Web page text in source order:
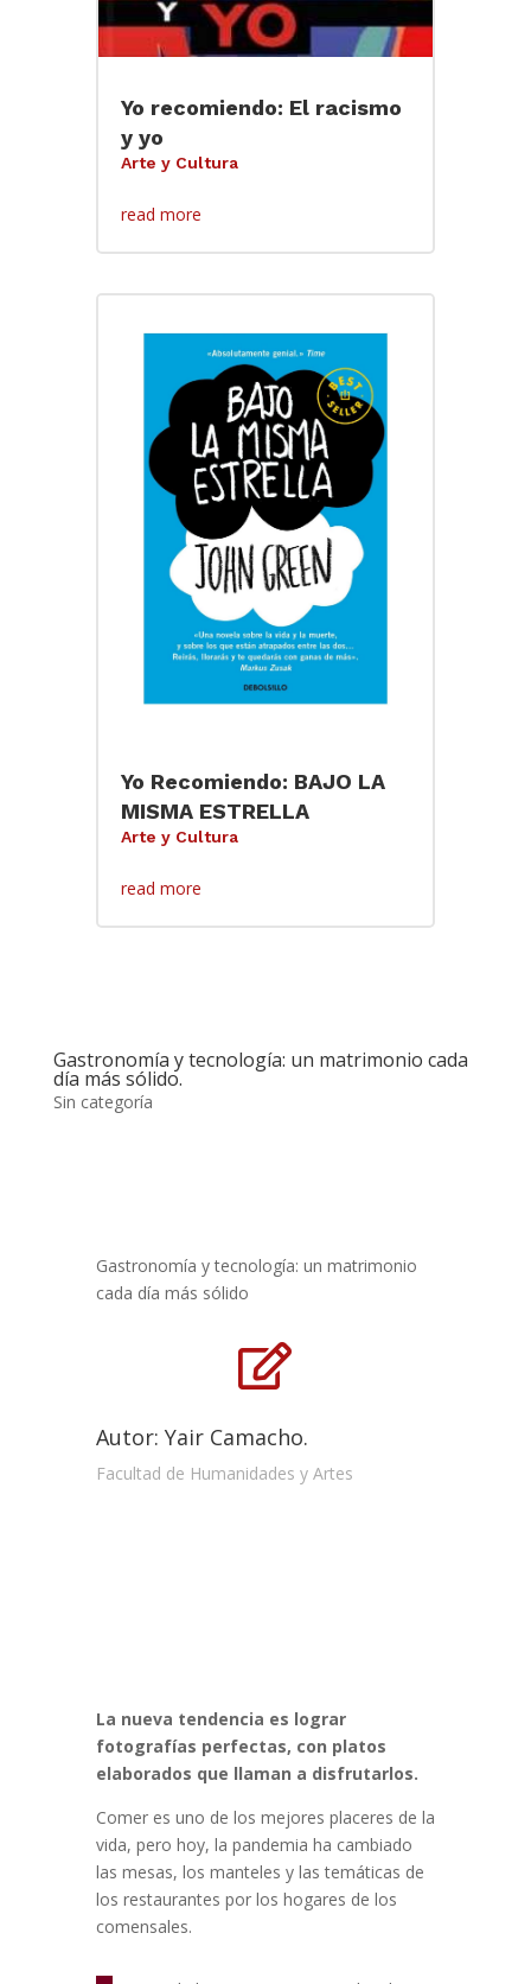
Yo recomiendo: El racismo
y yo
Arte y Cultura
read more
Yo Recomiendo: BAJO LA
MISMA ESTRELLA
Arte y Cultura
read more
Gastronomía y tecnología: un matrimonio cada
día más sólido.
Sin categoría
Gastronomía y tecnología: un matrimonio
cada día más sólido

Autor: Yair Camacho.
Facultad de Humanidades y Artes
La nueva tendencia es lograr
fotografías perfectas, con platos
elaborados que llaman a disfrutarlos.
Comer es uno de los mejores placeres de la
vida, pero hoy, la pandemia ha cambiado
las mesas, los manteles y las temáticas de
los restaurantes por los hogares de los
comensales.